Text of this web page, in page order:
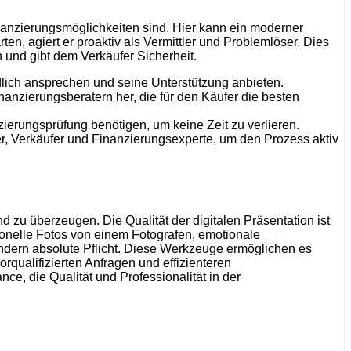
sind. Hier kann ein moderner
agiert er proaktiv als Vermittler und Problemlöser. Dies
gibt dem Verkäufer Sicherheit.
ansprechen und seine Unterstützung anbieten.
her, die für den Käufer die besten
benötigen, um keine Zeit zu verlieren.
und Finanzierungsexperte, um den Prozess aktiv
zu überzeugen. Die Qualität der digitalen Präsentation ist
Fotos von einem Fotografen, emotionale
absolute Pflicht. Diese Werkzeuge ermöglichen es
Anfragen und effizienteren
die Qualität und Professionalität in der